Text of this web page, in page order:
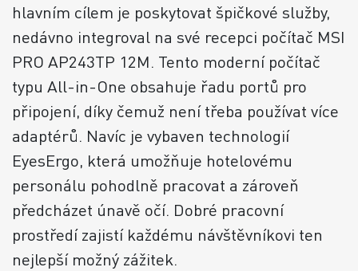
hlavním cílem je poskytovat špičkové služby,
nedávno integroval na své recepci počítač MSI
PRO AP243TP 12M. Tento moderní počítač
typu All-in-One obsahuje řadu portů pro
připojení, díky čemuž není třeba používat více
adaptérů. Navíc je vybaven technologií
EyesErgo, která umožňuje hotelovému
personálu pohodlně pracovat a zároveň
předcházet únavě očí. Dobré pracovní
prostředí zajistí každému návštěvníkovi ten
nejlepší možný zážitek.